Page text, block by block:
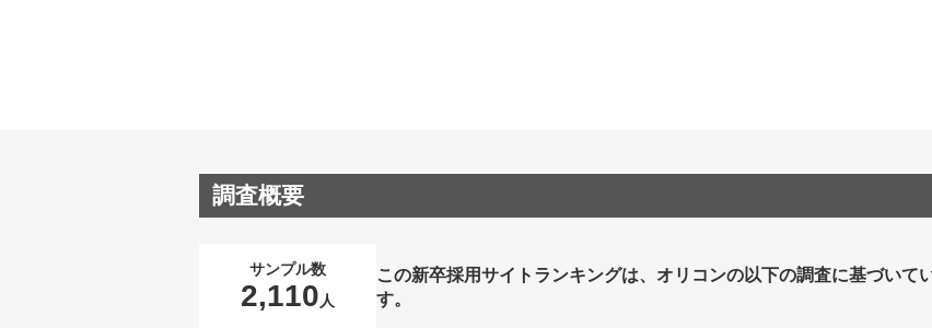
調査概要
サンプル数
2,110 人
この新卒採用サイトランキングは、オリコンの以下の調査に基づいて
す。